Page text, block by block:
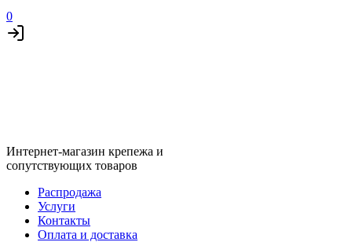
0
Интернет-магазин крепежа и
сопутствующих товаров
Распродажа
Услуги
Контакты
Оплата и доставка